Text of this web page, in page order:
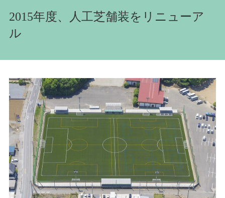
2015年度、人工芝舗装をリニューア
ル